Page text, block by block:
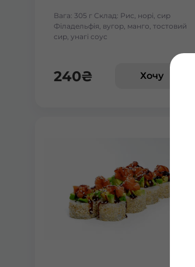
Вага: 305 г Склад: Рис, норі, сир
Філадельфія, вугор, манго, тостовий
сир, унагі соус
240₴ Хочу